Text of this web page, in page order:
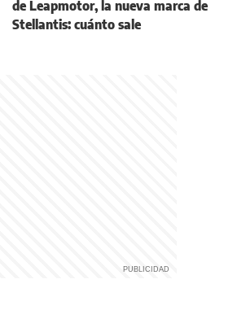
de Leapmotor, la nueva marca de
Stellantis: cuánto sale